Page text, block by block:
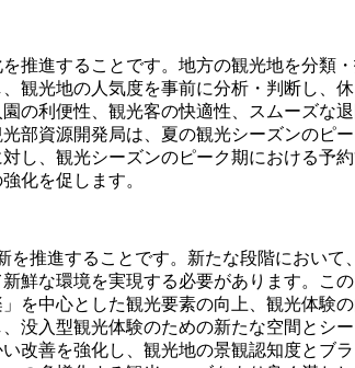
推進することです。地方の観光地を分類
観光地の人気度を事前に分析・判断し、
の利便性、観光客の快適性、スムーズな
部資源開発局は、夏の観光シーズンのピ
し、観光シーズンのピーク期における
化を促します。
を推進することです。新たな段階におい
鮮な環境を実現する必要があります。こ
」を中心とした観光要素の向上、観光体
没入型観光体験のための新たな空間とシ
改善を強化し、観光地の景観認知度とブ